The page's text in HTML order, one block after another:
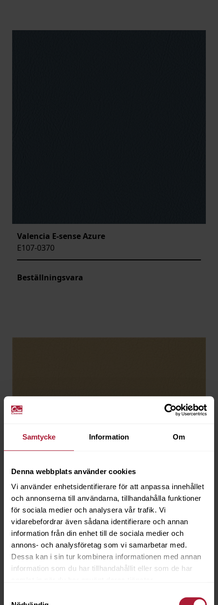
Samtycke Information Om
Denna webbplats använder cookies
Vi använder enhetsidentifierare för att anpassa innehållet
och annonserna till användarna, tillhandahålla funktioner
för sociala medier och analysera vår trafik. Vi
vidarebefordrar även sådana identifierare och annan
information från din enhet till de sociala medier och
annons- och analysföretag som vi samarbetar med.
Dessa kan i sin tur kombinera informationen med annan
information som du har tillhandahållit eller som de har
Valencia E-sense Azure
E107-0370
Beställningsvara
Valencia E-sense Champagne
E107-1001